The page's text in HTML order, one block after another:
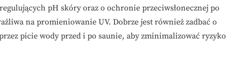
pH skóry oraz o ochronie przeciwsłonecznej po
na promieniowanie UV. Dobrze jest również zadbać o
picie wody przed i po saunie, aby zminimalizować ryzyko